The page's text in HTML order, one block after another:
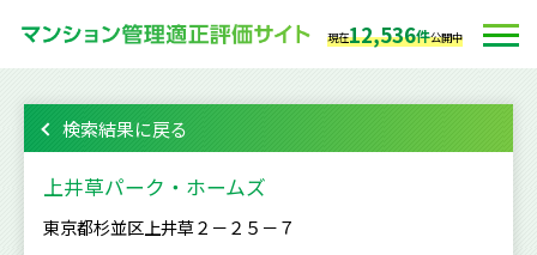
現在12,536件公開中
検索結果に戻る
上井草パーク・ホームズ
東京都杉並区上井草２－２５－７